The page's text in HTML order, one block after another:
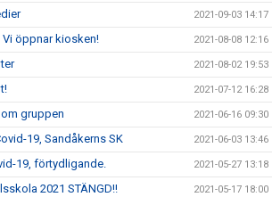
2021-09-03 14:17
Vi öppnar kiosken! 2021-08-08 12:16
2021-08-02 19:53
2021-07-12 16:28
gruppen 2021-06-16 09:30
19, Sandåkerns SK 2021-06-03 13:46
19, förtydligande. 2021-05-27 13:18
2021 STÄNGD!! 2021-05-17 18:00